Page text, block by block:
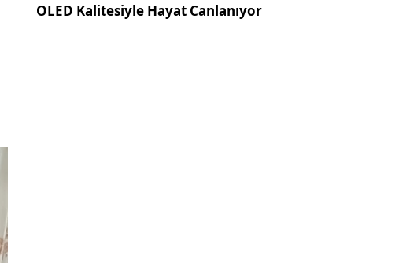
OLED Kalitesiyle Hayat Canlanıyor